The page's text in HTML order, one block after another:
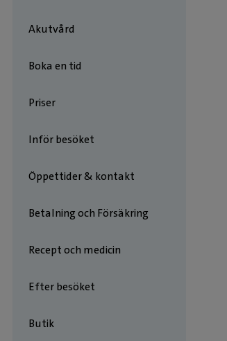
Akutvård
Boka en tid
Priser
Inför besöket
Öppettider & kontakt
Betalning och Försäkring
Recept och medicin
Efter besöket
Butik